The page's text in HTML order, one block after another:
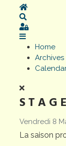
Home
Sign In
Home
Archives
Vendredi 8
La saison